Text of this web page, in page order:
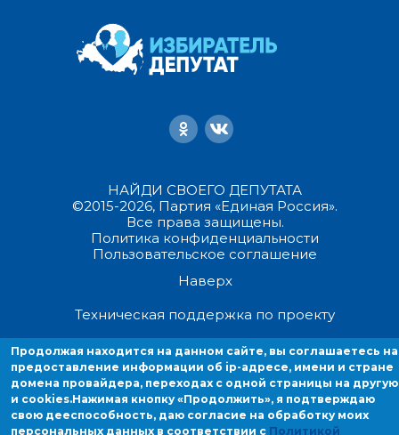
НАЙДИ СВОЕГО ДЕПУТАТА
©2015-2026, Партия «Единая Россия».
Все права защищены.
Политика конфиденциальности
Пользовательское соглашение
Наверх
Техническая поддержка по проекту
Продолжая находиться на данном сайте, вы соглашаетесь на
предоставление информации об ip-адресе, имени и стране домена
провайдера, переходах с одной страницы на другую и cookies.
Продолжая находится на данном сайте, вы соглашаетесь на
предоставление информации об ip-адресе, имени и стране
домена провайдера, переходах с одной страницы на другую
и cookies.Нажимая кнопку «Продолжить», я подтверждаю
свою дееспособность, даю согласие на обработку моих
персональных данных в соответствии с Политикой